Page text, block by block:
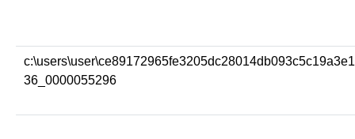
36_0000055296